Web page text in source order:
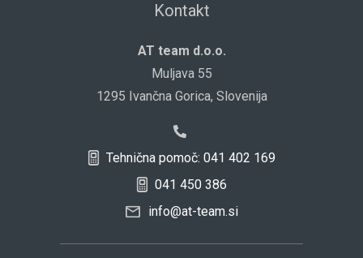
Kontakt
AT team d.o.o.
Muljava 55
1295 Ivančna Gorica, Slovenija
Tehnična pomoč: 041 402 169
041 450 386
info@at-team.si